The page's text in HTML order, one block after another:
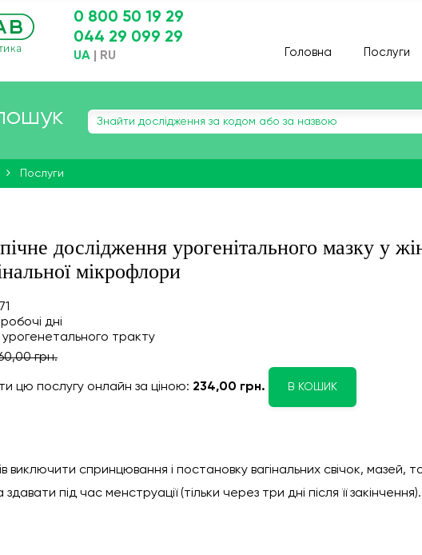
0 800 50 19 29
044 29 099 29
UA RU Головна Послуги
Послуги
дослідження урогенітального мазку у
мікрофлори
дні
урогенетального тракту
грн.
цю послугу онлайн за ціною: 234,00 грн. В КОШИК
виключити спринцювання і постановку вагінальних свічок, мазей,
під час менструації (тільки через три дні після її закінчення).